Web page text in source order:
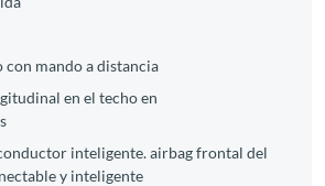
mando a distancia
en el techo en
inteligente. airbag frontal del
y inteligente